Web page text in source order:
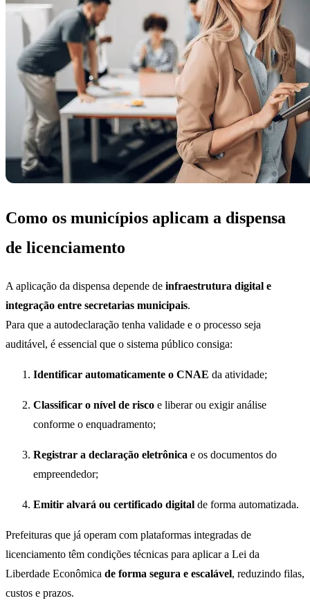
Como os municípios aplicam a dispensa
de licenciamento
A aplicação da dispensa depende de infraestrutura digital e
integração entre secretarias municipais.
Para que a autodeclaração tenha validade e o processo seja
auditável, é essencial que o sistema público consiga:
Identificar automaticamente o CNAE da atividade;
Classificar o nível de risco e liberar ou exigir análise
conforme o enquadramento;
Registrar a declaração eletrônica e os documentos do
empreendedor;
Emitir alvará ou certificado digital de forma automatizada.
Prefeituras que já operam com plataformas integradas de
licenciamento têm condições técnicas para aplicar a Lei da
Liberdade Econômica de forma segura e escalável, reduzindo filas,
custos e prazos.